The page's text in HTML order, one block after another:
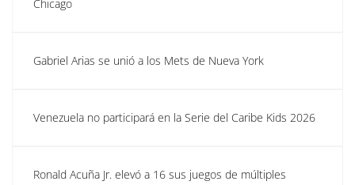
Chicago
Gabriel Arias se unió a los Mets de Nueva York
Venezuela no participará en la Serie del Caribe Kids 2026
Ronald Acuña Jr. elevó a 16 sus juegos de múltiples